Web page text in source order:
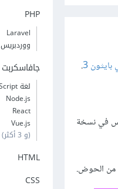
3
.
في نسخة
من الحوض.
PHP
Laravel
ووردبريس
جافاسكربت
لغة TypeScript
Node.js
React
Vue.js
(و 3 أكثر)
HTML
CSS